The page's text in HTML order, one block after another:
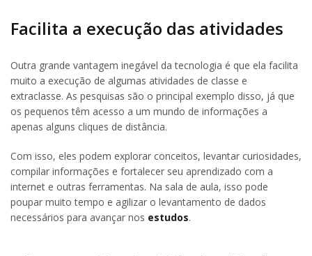
Facilita a execução das atividades
Outra grande vantagem inegável da tecnologia é que ela facilita
muito a execução de algumas atividades de classe e
extraclasse. As pesquisas são o principal exemplo disso, já que
os pequenos têm acesso a um mundo de informações a
apenas alguns cliques de distância.
Com isso, eles podem explorar conceitos, levantar curiosidades,
compilar informações e fortalecer seu aprendizado com a
internet e outras ferramentas. Na sala de aula, isso pode
poupar muito tempo e agilizar o levantamento de dados
necessários para avançar nos estudos.